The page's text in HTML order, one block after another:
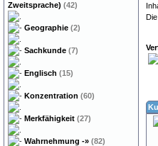
Zweitsprache) (42)
Geographie (2)
Sachkunde (7)
Englisch (15)
Konzentration (60)
Merkfähigkeit (27)
Wahrnehmung -» (82)